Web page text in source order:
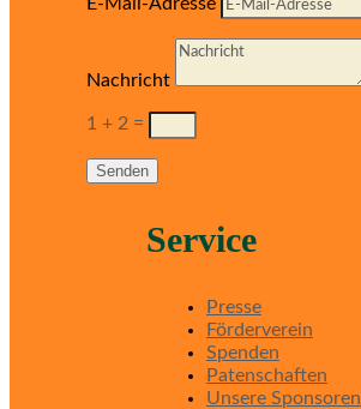
Nachricht
1 + 2 =
Senden
Service
Presse
Förderverein
Spenden
Patenschaften
Unsere Sponsoren